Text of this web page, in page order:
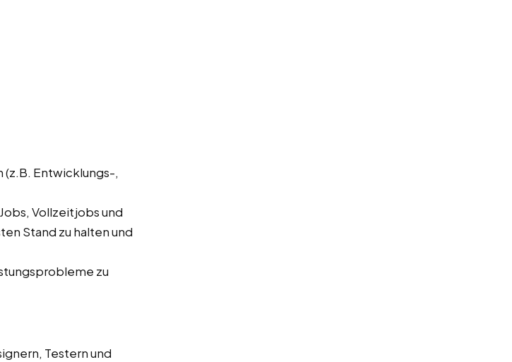
Entwicklungs-,
Vollzeitjobs und
Stand zu halten und
zu
Testern und